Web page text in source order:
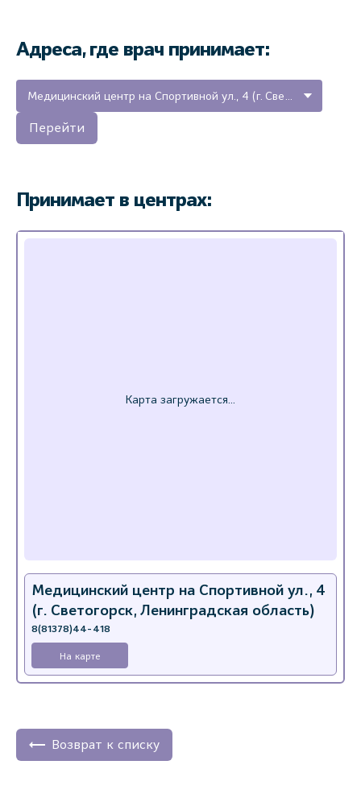
Адреса, где врач принимает:
Медицинский центр на Спортивной ул., 4 (г. Светогорск, Ленинградская область)
Перейти
Принимает в центрах:
Медицинский центр на Спортивной ул., 4
(г. Светогорск, Ленинградская область)
8(81378)44-418
На карте
Возврат к списку